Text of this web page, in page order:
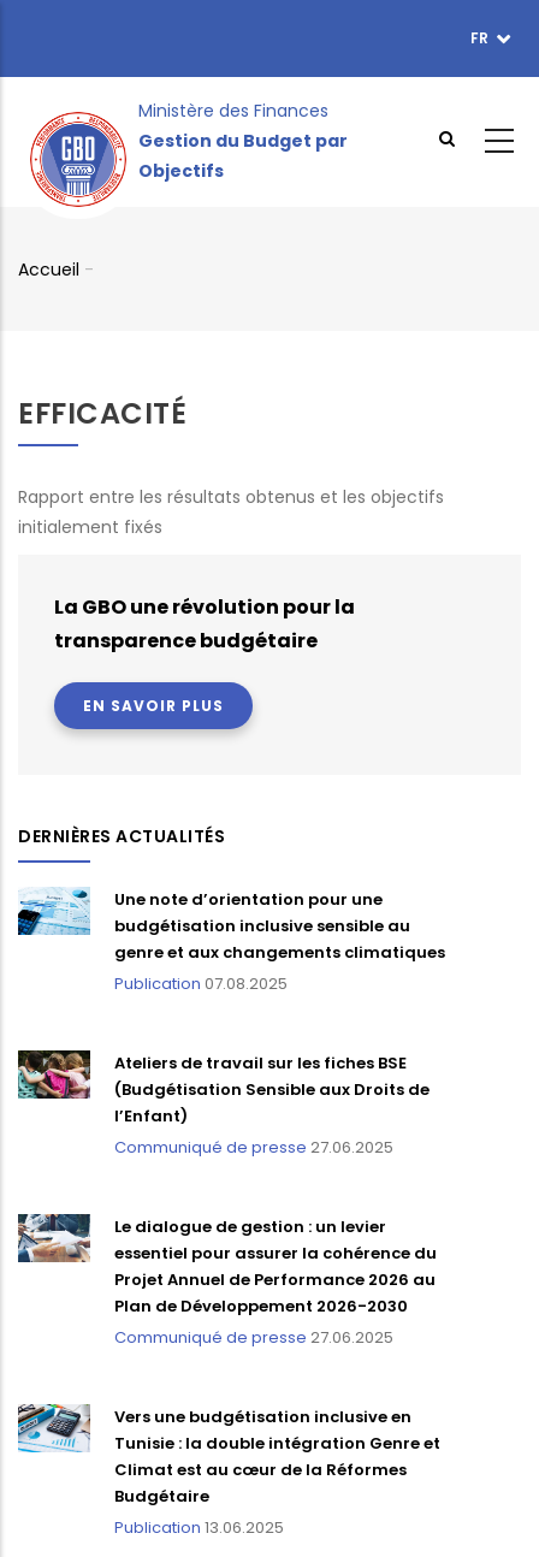
contenu
FR
Ministère des Finances
Gestion du Budget par
Objectifs
Accueil -
EFFICACITÉ
Rapport entre les résultats obtenus et les objectifs
initialement fixés
La GBO une révolution pour la
transparence budgétaire
EN SAVOIR PLUS
DERNIÈRES ACTUALITÉS
Une note d’orientation pour une
budgétisation inclusive sensible au
genre et aux changements climatiques
Publication 07.08.2025
Ateliers de travail sur les fiches BSE
(Budgétisation Sensible aux Droits de
l’Enfant)
Communiqué de presse 27.06.2025
Le dialogue de gestion : un levier
essentiel pour assurer la cohérence du
Projet Annuel de Performance 2026 au
Plan de Développement 2026-2030
Communiqué de presse 27.06.2025
Vers une budgétisation inclusive en
Tunisie : la double intégration Genre et
Climat est au cœur de la Réformes
Budgétaire
Publication 13.06.2025